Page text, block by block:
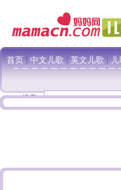
首页|中文儿歌|英文儿歌|儿
搜索：